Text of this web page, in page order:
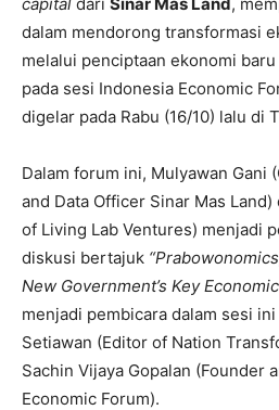
dalam mendorong transformasi
melalui penciptaan ekonomi
pada sesi Indonesia Economic
digelar pada Rabu (16/10) lalu di
Dalam forum ini, Mulyawan Gani
and Data Officer Sinar Mas
of Living Lab Ventures) menjadi
diskusi bertajuk
New Government’s Key
menjadi pembicara dalam sesi
Setiawan (Editor of Nation
Sachin Vijaya Gopalan (Founder
Economic Forum).